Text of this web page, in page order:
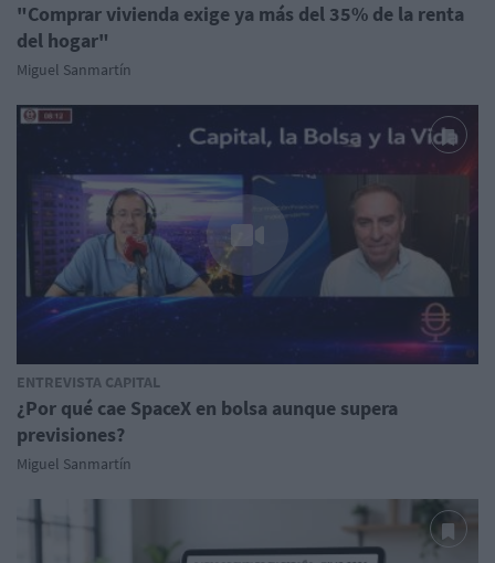
"Comprar vivienda exige ya más del 35% de la renta
del hogar"
Miguel Sanmartín
ENTREVISTA CAPITAL
¿Por qué cae SpaceX en bolsa aunque supera
previsiones?
Miguel Sanmartín